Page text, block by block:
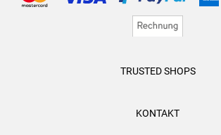
TRUSTED SHOPS
KONTAKT